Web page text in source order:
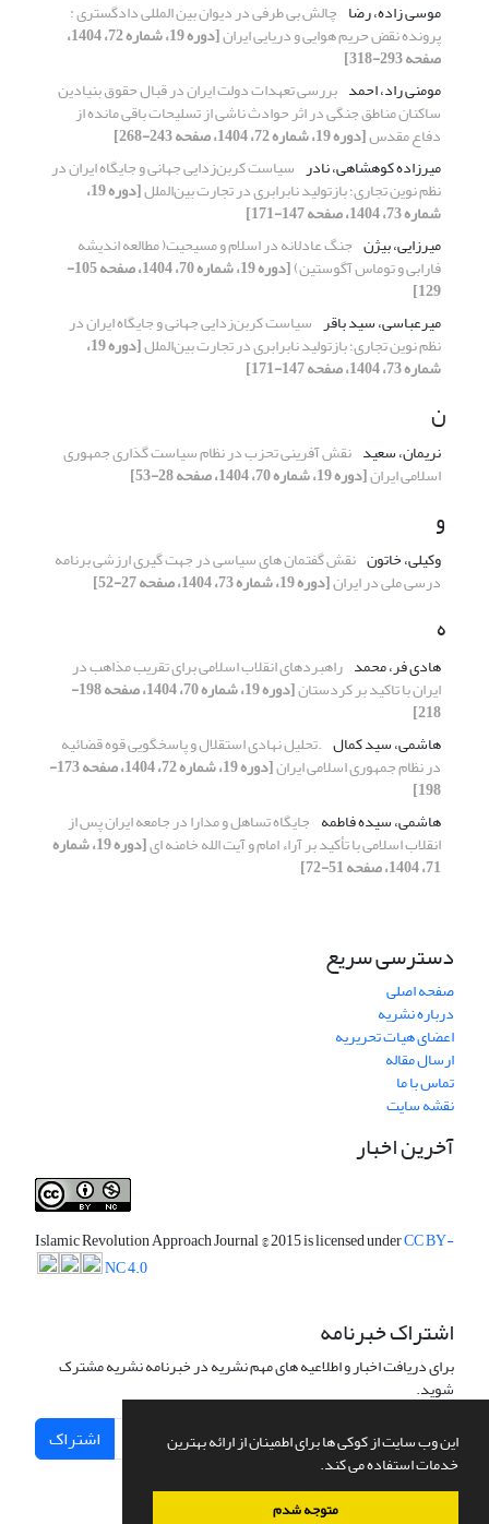
این وب سایت از کوکی ها برای اطمینان از ارائه بهترین
خدمات استفاده می کند.
متوجه شدم
موسی زاده، رضا چالش بی طرفی در دیوان بین المللی دادگستری :
پرونده نقض حریم هوایی و دریایی ایران [دوره 19، شماره 72، 1404،
صفحه 293-318]
مومنی راد، احمد بررسی تعهدات دولت ایران در قبال حقوق بنیادین
ساکنان مناطق جنگی در اثر حوادث ناشی از تسلیحات باقی‌ مانده از
دفاع مقدس[دوره 19، شماره 72، 1404، صفحه 243-268]
میرزاده کوهشاهی، نادر سیاست کربن‌زدایی جهانی و جایگاه ایران در
نظم نوین تجاری؛ بازتولید نابرابری در تجارت بین‌الملل [دوره 19،
شماره 73، 1404، صفحه 147-171]
میرزایی، بیژن جنگ عادلانه در اسلام و مسیحیت( مطالعه اندیشه
فارابی و توماس آگوستین) [دوره 19، شماره 70، 1404، صفحه 105-
129]
میرعباسی، سید باقر سیاست کربن‌زدایی جهانی و جایگاه ایران در
نظم نوین تجاری؛ بازتولید نابرابری در تجارت بین‌الملل [دوره 19،
شماره 73، 1404، صفحه 147-171]
ن
نریمان، سعید نقش آفرینی تحزب در نظام سیاست گذاری جمهوری
اسلامی ایران[دوره 19، شماره 70، 1404، صفحه 28-53]
و
وکیلی، خاتون نقش گفتمان‌ های سیاسی در جهت‌ گیری ارزشی برنامه
درسی ملی در ایران[دوره 19، شماره 73، 1404، صفحه 27-52]
ه
هادی فر، محمد راهبردهای انقلاب اسلامی برای تقریب مذاهب در
ایران با تاکید بر کردستان [دوره 19، شماره 70، 1404، صفحه 198-
218]
هاشمی، سید کمال .تحلیل نهادی استقلال و پاسخگویی قوه قضائیه
در نظام جمهوری اسلامی ایران [دوره 19، شماره 72، 1404، صفحه 173-
198]
هاشمی، سیده فاطمه جایگاه تساهل و مدارا در جامعه ایران پس از
انقلاب اسلامی با تأکید بر آراء امام و آیت ­الله خامنه­ ای [دوره 19، شماره
71، 1404، صفحه 51-72]
دسترسی سریع
صفحه اصلی
درباره نشریه
اعضای هیات تحریریه
ارسال مقاله
تماس با ما
نقشه سایت
آخرین اخبار
Islamic Revolution Approach Journal© 2015 is licensed underCC BY-
NC 4.0
اشتراک خبرنامه
برای دریافت اخبار و اطلاعیه های مهم نشریه در خبرنامه نشریه مشترک
شوید.
اشتراک